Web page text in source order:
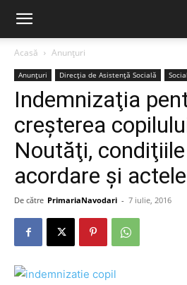
Acasă Anunțuri
Anunțuri Direcția de Asistență Socială Social
Indemnizaţia
creşterea
Noutăţi,
acordare şi
De către PrimariaNavodari - 7 iulie, 2016